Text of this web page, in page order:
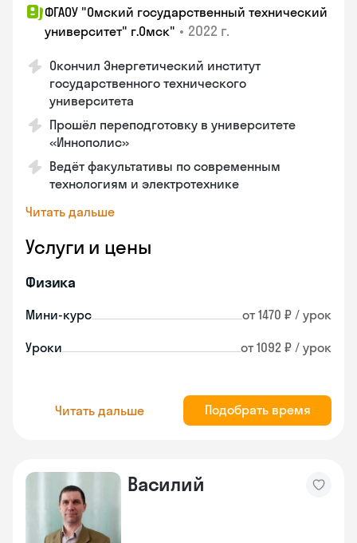
ФГАОУ "Омский государственный технический
университет" г.Омск" • 2022 г.
Окончил Энергетический институт
государственного технического
университета
Прошёл переподготовку в университете
«Иннополис»
Ведёт факультативы по современным
технологиям и электротехнике
Читать дальше
Услуги и цены
Физика
Мини-курс от 1470 ₽ / урок
Уроки от 1092 ₽ / урок
Читать дальше Подобрать время
Василий